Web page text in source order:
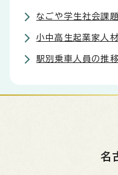
なごや学生社会課
小中高生起業家人
駅別乗車人員の推移
名